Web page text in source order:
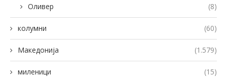
Оливер (8)
колумни (60)
Македонија (1.579)
миленици (15)